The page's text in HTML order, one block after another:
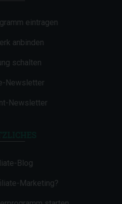
eintragen
anbinden
schalten
Newsletter
Newsletter
Blog
Marketing?